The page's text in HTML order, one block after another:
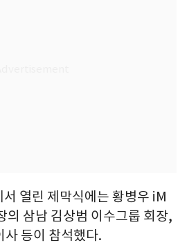
열린 제막식에는 황병우 iM
의 삼남 김상범 이수그룹 회장,
등이 참석했다.